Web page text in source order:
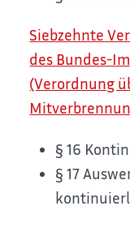
Siebzehnte
des Bundes-
(Verordnung
§ 16
§ 17